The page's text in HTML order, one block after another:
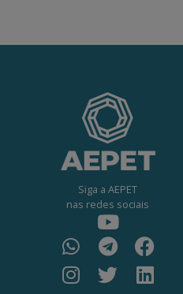
Siga a AEPET
nas redes sociais